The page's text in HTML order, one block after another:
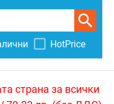
HotPrice
страна за всички